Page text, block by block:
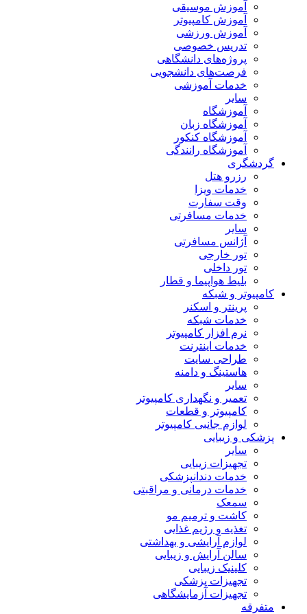
آموزش موسیقی
آموزش کامپیوتر
آموزش ورزشی
تدریس خصوصی
پروژه‌های دانشگاهی
فرصت‌های دانشجویی
خدمات آموزشی
سایر
آموزشگاه
آموزشگاه زبان
آموزشگاه کنکور
آموزشگاه رانندگی
گردشگری
رزرو هتل
خدمات ویزا
وقت سفارت
خدمات مسافرتی
سایر
آژانس مسافرتی
تور خارجی
تور داخلی
بلیط هواپیما و قطار
کامپیوتر و شبکه
پرینتر و اسکنر
خدمات شبکه
نرم افزار کامپیوتر
خدمات اینترنت
طراحی سایت
هاستینگ و دامنه
سایر
تعمیر و نگهداری کامپیوتر
کامپیوتر و قطعات
لوازم جانبی کامپیوتر
پزشکی و زیبایی
سایر
تجهیزات زیبایی
خدمات دندانپزشکی
خدمات درمانی و مراقبتی
سمعک
کاشت و ترمیم مو
تغذیه و رژیم غذایی
لوازم آرایشی و بهداشتی
سالن آرایش و زیبایی
کلینیک زیبایی
تجهیزات پزشکی
تجهیزات آزمایشگاهی
متفرقه